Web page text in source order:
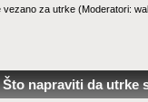
vezano za utrke (Moderatori:
napraviti da utrke